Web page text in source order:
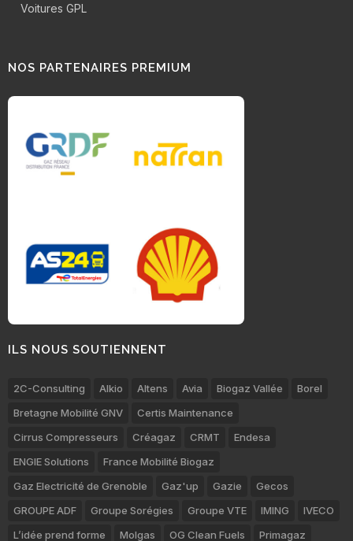
Voitures GPL
NOS PARTENAIRES PREMIUM
ILS NOUS SOUTIENNENT
2C-Consulting Alkio Altens Avia Biogaz Vallée
Borel
Bretagne Mobilité GNV
Certis Maintenance
Cirrus Compresseurs
Créagaz CRMT
Endesa
ENGIE Solutions
France Mobilité Biogaz
Gaz Electricité de Grenoble
Gaz'up Gazie
Gecos
GROUPE ADF
Groupe Sorégies Groupe VTE IMING
IVECO
L’idée prend forme
Molgas OG Clean Fuels Primagaz